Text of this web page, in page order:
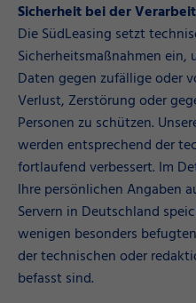
Sicherheit bei der
Die SüdLeasing setzt
Sicherheitsmaßnahmen
Daten gegen zufällige oder
Verlust, Zerstörung oder
Personen zu schützen.
werden entsprechend der
fortlaufend verbessert. Im
Ihre persönlichen Angaben
Servern in Deutschland
wenigen besonders
der technischen oder
befasst sind.